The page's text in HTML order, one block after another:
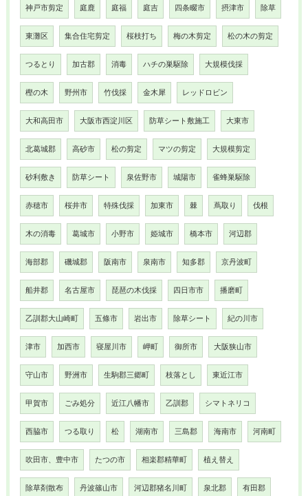
神戸市剪定 庭鹿 庭福 庭吉 四条畷市 摂津市 除草
東灘区 集合住宅剪定 桜枝打ち 梅の木剪定 松の木の剪定
つるとり 加古郡 消毒 ハチの巣駆除 大規模伐採
樫の木 野州市 竹伐採 金木犀 レッドロビン
大和高田市 大阪市西淀川区 防草シート敷施工 大東市
北葛城郡 高砂市 松の剪定 マツの剪定 大規模剪定
砂利敷き 防草シート 泉佐野市 城陽市 雀蜂巣駆除
赤穂市 桜井市 特殊伐採 加東市 棘 蔦取り 伐根
木の消毒 葛城市 小野市 姫城市 橋本市 河辺郡
海部郡 磯城郡 阪南市 泉南市 知多郡 京丹波町
船井郡 名古屋市 琵琶の木伐採 四日市市 播磨町
乙訓郡大山崎町 五條市 岩出市 除草シート 紀の川市
津市 加西市 寝屋川市 岬町 御所市 大阪狭山市
守山市 野洲市 生駒郡三郷町 枝落とし 東近江市
甲賀市 ごみ処分 近江八幡市 乙訓郡 シマトネリコ
西脇市 つる取り 松 湖南市 三島郡 海南市 河南町
吹田市、豊中市 たつの市 相楽郡精華町 植え替え
除草剤散布 丹波篠山市 河辺郡猪名川町 泉北郡 有田郡